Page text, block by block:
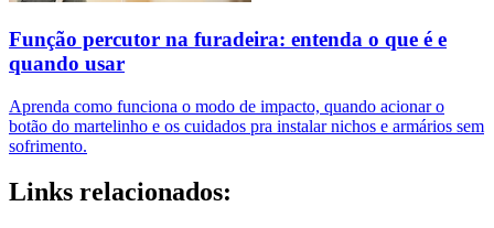
Função percutor na furadeira: entenda o que é e
quando usar
Aprenda como funciona o modo de impacto, quando acionar o
botão do martelinho e os cuidados pra instalar nichos e armários sem
sofrimento.
Links relacionados: